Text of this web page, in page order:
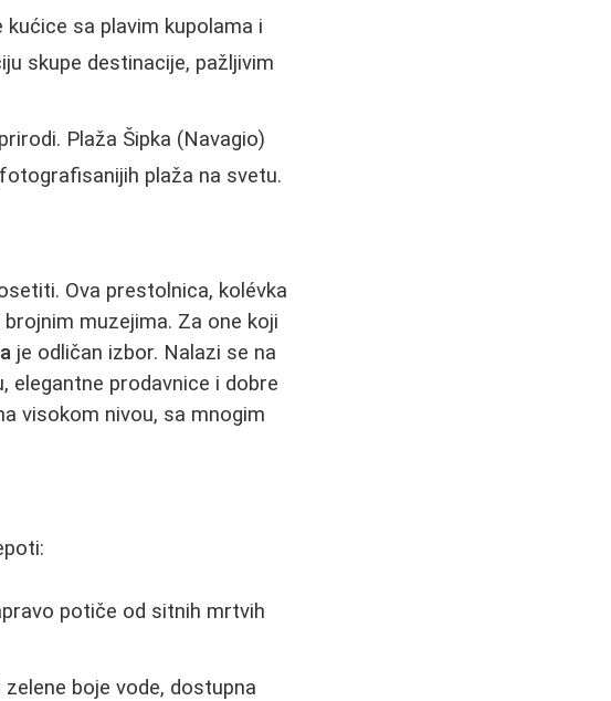
sa plavim kupolama i
skupe destinacije, pažljivim
Plaža Šipka (Navagio)
plaža na svetu.
Ova prestolnica, kolévka
muzejima. Za one koji
je odličan izbor. Nalazi se na
elegantne prodavnice i dobre
visokom nivou, sa mnogim
potiče od sitnih mrtvih
boje vode, dostupna